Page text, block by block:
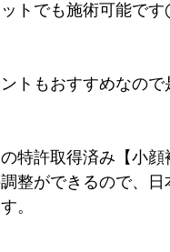
トでも施術可能で
トもおすすめなので
特許取得済み【小顔
整ができるので、
。